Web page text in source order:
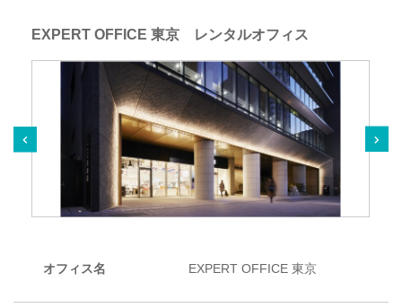
EXPERT OFFICE 東京 レンタルオフィス
オフィス名 EXPERT OFFICE 東京